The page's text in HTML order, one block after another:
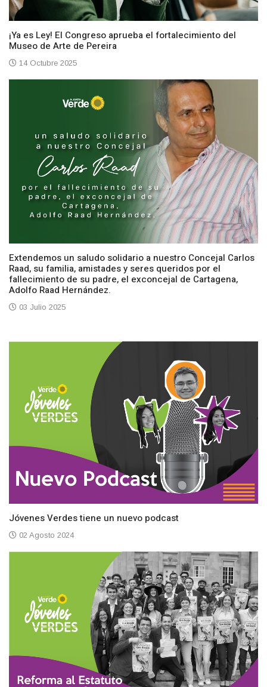
¡Ya es Ley! El Congreso aprueba el fortalecimiento del
Museo de Arte de Pereira
14 Octubre 2025
Extendemos un saludo solidario a nuestro Concejal Carlos
Raad, su familia, amistades y seres queridos por el
fallecimiento de su padre, el exconcejal de Cartagena,
Adolfo Raad Hernández.
03 Julio 2025
Jóvenes Verdes tiene un nuevo podcast
02 Agosto 2024